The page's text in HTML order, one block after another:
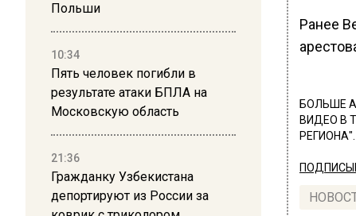
Польши
10:34
Пять человек погибли в
результате атаки БПЛА на
Московскую область
21:36
Гражданку Узбекистана
депортируют из России за
Ранее
БОЛЬШЕ
ВИДЕО В
РЕГИОНА".